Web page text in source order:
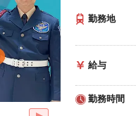
勤務地
給与
勤務時間